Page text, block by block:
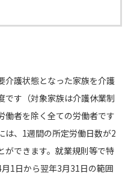
介護状態となった家族を介護
です（対象家族は介護休業制
働者を除く全ての労働者です
は、1週間の所定労働日数が2
ができます。就業規則等で特
1日から翌年3月31日の範囲